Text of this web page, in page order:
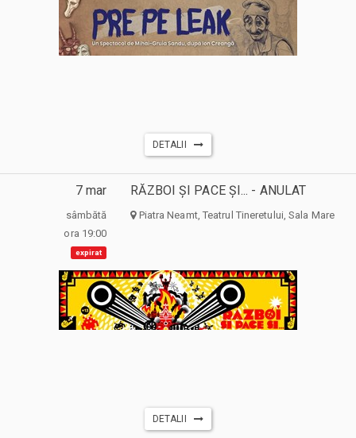
DETALII
7 mar
sâmbătă
ora 19:00
expirat
RĂZBOI ȘI PACE ȘI... - ANULAT
Piatra Neamt, Teatrul Tineretului, Sala Mare
DETALII